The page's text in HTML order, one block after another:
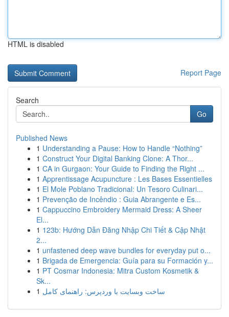
HTML is disabled
Report Page
Search
Go
Published News
1 Understanding a Pause: How to Handle “Nothing”
1 Construct Your Digital Banking Clone: A Thor...
1 CA in Gurgaon: Your Guide to Finding the Right ...
1 Apprentissage Acupuncture : Les Bases Essentielles
1 El Mole Poblano Tradicional: Un Tesoro Culinari...
1 Prevenção de Incêndio : Guia Abrangente e Es...
1 Cappuccino Embroidery Mermaid Dress: A Sheer
El...
1 123b: Hướng Dẫn Đăng Nhập Chi Tiết & Cập Nhật
2...
1 unfastened deep wave bundles for everyday put o...
1 Brigada de Emergencia: Guía para su Formación y...
1 PT Cosmar Indonesia: Mitra Custom Kosmetik &
Sk...
1 ساخت وبسایت با وردپرس: راهنمای کامل